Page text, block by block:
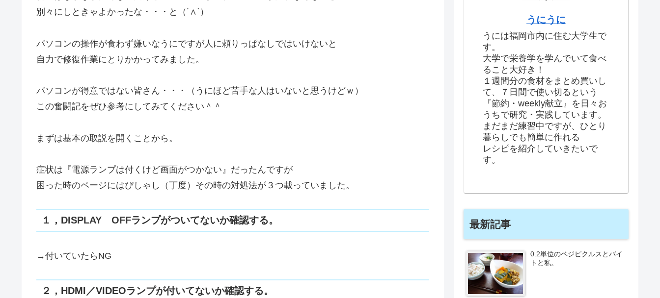
別々にしときゃよかったな・・・と（´∧`）
パソコンの操作が食わず嫌いなうにですが人に頼りっぱなしではいけないと
自力で修復作業にとりかかってみました。
パソコンが得意ではない皆さん・・・（うにほど苦手な人はいないと思うけどｗ）
この奮闘記をぜひ参考にしてみてください＾＾
まずは基本の取説を開くことから。
症状は『電源ランプは付くけど画面がつかない』だったんですが
困った時のページにはぴしゃし（丁度）その時の対処法が３つ載っていました。
１，DISPLAY OFFランプがついてないか確認する。
→付いていたらNG
２，HDMI／VIDEOランプが付いてないか確認する。
うにうに
うには福岡市内に住む大学生で
す。
大学で栄養学を学んでいて食べ
ること大好き！
１週間分の食材をまとめ買いし
て、７日間で使い切るという
『節約・weekly献立』を日々お
うちで研究・実践しています。
まだまだ練習中ですが、ひとり
暮らしでも簡単に作れる
レシピを紹介していきたいで
す。
最新記事
0.2単位のベジピクルスとバイ
トと私。